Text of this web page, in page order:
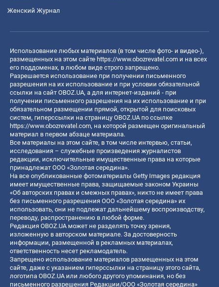
Женский Журнал
Использование любых материалов (в том числе фото- и видео-),
размещенных на этом сайте https://www.obozrevatel.com и на всех
его поддоменах, в любом виде строго запрещено.
Разрешается использование при получении письменного
разрешения на их использование и при условии обязательной
ссылки на сайт OBOZ.UA, а для интернет-изданий - при
получении письменного разрешения на их использование и при
обязательном размещении прямой, открытой для поисковых
систем, гиперссылки на страницу OBOZ.UA по ссылке
https://www.obozrevatel.com, на которой размещен оригинальный
материал в первом абзаце материала.
Все материалы на этом сайте, в том числе интервью, статьи,
исследования – служебные произведения журналистов
редакции, исключительные имущественные права на которые
принадлежат ООО «Золотая середина».
На все опубликованные фотоматериалы Getty Images редакция
имеет имущественные права, защищаемые законом Украины
«Об авторских правах и смежных правах», никто не имеет права
без письменного разрешения ООО «Золотая середина» их
использовать, они не подлежат дальнейшему воспроизводству,
переводу, распространению в любой форме.
Редакция OBOZ.UA может не разделять точку зрения,
изложенную в авторском материале. За достоверность
информации, размещенной в рекламных материалах,
ответственность несет рекламодатель.
Запрещено использование материалов размещенных на этом
сайте, даже с указанием гиперссылки на страницу этого сайта,
логотипа OBOZ.UA или любого другого упоминания, но без
письменного разрешения Редакции/ООО «Золотая середина»